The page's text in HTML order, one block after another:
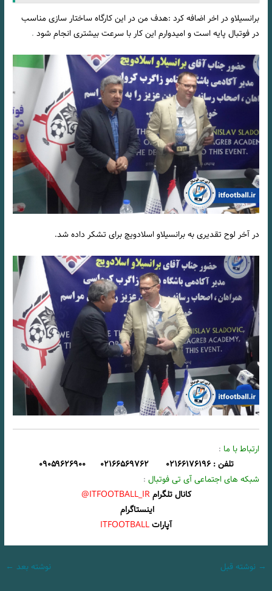
برانسیلاو در اخر اضافه کرد :هدف من در این کارگاه ساختار سازی مناسب
در فوتبال پایه است و امیدوارم این کار با سرعت بیشتری انجام شود .
در آخر لوح تقدیری به برانسیلاو اسلادویچ برای تشکر داده شد.
ارتباط با ما :
تلفن : ۰۲۱۶۶۱۷۶۱۹۶ ۰۲۱۶۶۵۶۹۷۶۲ ۰۹۰۵۹۶۲۶۹۰۰
شبکه های اجتماعی آی تی فوتبال :
کانال تلگرام ITFOOTBALL_IR@
اینستاگرام
آپاراتITFOOTBALL
→ نوشته قبل نوشته بعد ←